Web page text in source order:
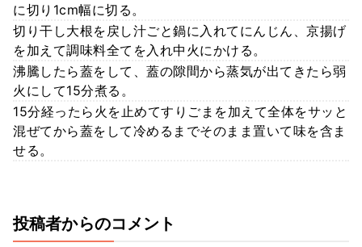
に切り1cm幅に切る。
切り干し大根を戻し汁ごと鍋に入れてにんじん、京揚げ
を加えて調味料全てを入れ中火にかける。
沸騰したら蓋をして、蓋の隙間から蒸気が出てきたら弱
火にして15分煮る。
15分経ったら火を止めてすりごまを加えて全体をサッと
混ぜてから蓋をして冷めるまでそのまま置いて味を含ま
せる。
投稿者からのコメント